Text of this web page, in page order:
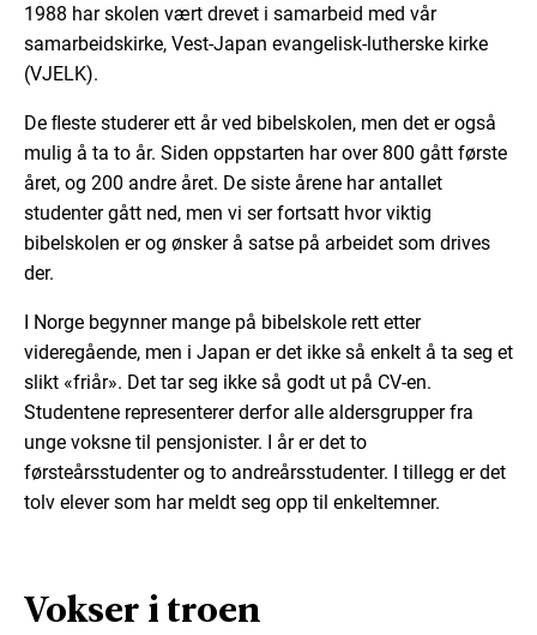
1988 har skolen vært drevet i samarbeid med vår
samarbeidskirke, Vest-Japan evangelisk-lutherske kirke
(VJELK).
De ﬂeste studerer ett år ved bibelskolen, men det er også
mulig å ta to år. Siden oppstarten har over 800 gått første
året, og 200 andre året. De siste årene har antallet
studenter gått ned, men vi ser fortsatt hvor viktig
bibelskolen er og ønsker å satse på arbeidet som drives
der.
I Norge begynner mange på bibelskole rett etter
videregående, men i Japan er det ikke så enkelt å ta seg et
slikt «friår». Det tar seg ikke så godt ut på CV-en.
Studentene representerer derfor alle aldersgrupper fra
unge voksne til pensjonister. I år er det to
førsteårsstudenter og to andreårsstudenter. I tillegg er det
tolv elever som har meldt seg opp til enkeltemner.
Vokser i troen